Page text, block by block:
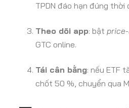
TPDN đáo hạn đúng thời
Theo dõi app: bật
GTC online.
Tái cân bằng: nếu ETF
chốt 50 %, chuyển qua